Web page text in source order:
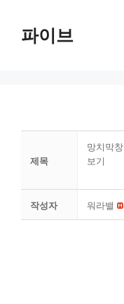
content파이브
제목
망치막
보기
작성자 워라밸